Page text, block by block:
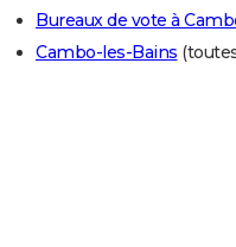
Art de vivre
Bien-être
Loisirs
Mode
Modes de vie
Bureaux de vote à
Cambo-les-Bains